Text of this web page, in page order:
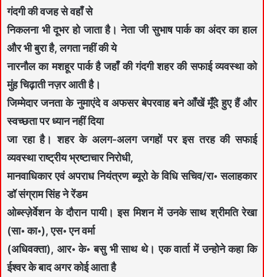
गंदगी की वजह से वहाँ से
निकलना भी दूभर हो जाता है। नेता जी सुभाष पार्क का अंदर का हाल
और भी बुरा है, लगता नहीं की ये
नारनौल का मशहूर पार्क है जहाँ की गंदगी शहर की सफाई व्यवस्था को
मुंह चिढ़ाती नज़र आती है।
जिम्मेदार जनता के नुमाएंदे व अफसर बेपरवाह बने आँखें मूँदे हुए हैं और
स्वच्छता पर ध्यान नहीं दिया
जा रहा है। शहर के अलग-अलग जगहों पर इस तरह की सफाई
व्यवस्था राष्ट्रीय भ्रष्टाचार निरोधी,
मानवाधिकार एवं अपराध नियंत्रण ब्यूरो के विधि सचिव/रा॰ सलाहकार
डॉ संग्राम सिंह ने रेंडम
ओब्स्ज़ेर्वेशन के दौरान पायी। इस मिशन में उनके साथ श्रीमति रेखा
(सा॰ का॰), एस॰ एन वर्मा
(अधिवक्ता), आर॰ के॰ बसु भी साथ थे। एक वार्ता में उन्होने कहा कि
ईश्वर के बाद अगर कोई आता है